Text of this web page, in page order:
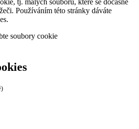
tj. malých souborů, které se dočasně
Používáním této stránky dáváte
soubory cookie